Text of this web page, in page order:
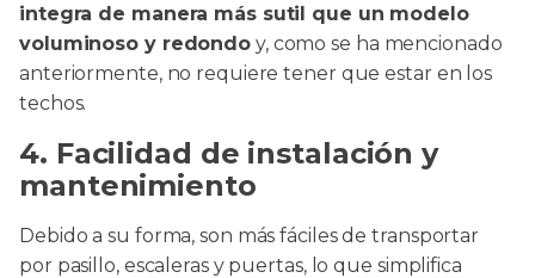
integra de manera más sutil que un modelo
voluminoso y redondo y, como se ha mencionado
anteriormente, no requiere tener que estar en los
techos.
4. Facilidad de instalación y
mantenimiento
Debido a su forma, son más fáciles de transportar
por pasillo, escaleras y puertas, lo que simplifica